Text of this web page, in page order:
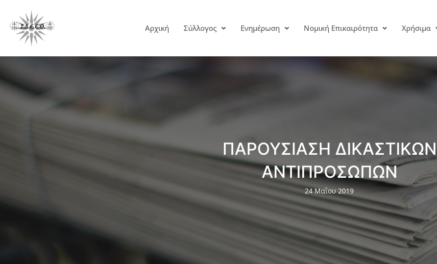
Αρχική Σύλλογος Ενημέρωση Νομική Επικαιρότητα Χρήσιμα
ΠΑΡΟΥΣΙΑΣΗ ΔΙΚΑΣΤΙΚΩΝ
ΑΝΤΙΠΡΟΣΩΠΩΝ
24 Μαΐου 2019